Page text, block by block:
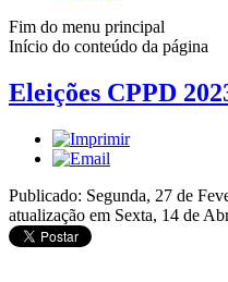
Fim do menu principal
Início do conteúdo da página
Eleições CPPD
Publicado: Segunda, 27 de
atualização em Sexta, 14 de